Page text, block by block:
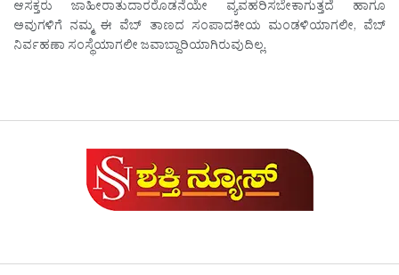
ಆಸಕ್ತರು ಜಾಹೀರಾತುದಾರರೊಡನೆಯೇ ವ್ಯವಹರಿಸಬೇಕಾಗುತ್ತದೆ ಹಾಗೂ
ಅವುಗಳಿಗೆ ನಮ್ಮ ಈ ವೆಬ್ ತಾಣದ ಸಂಪಾದಕೀಯ ಮಂಡಳಿಯಾಗಲೀ, ವೆಬ್
ನಿರ್ವಹಣಾ ಸಂಸ್ಥೆಯಾಗಲೀ ಜವಾಬ್ದಾರಿಯಾಗಿರುವುದಿಲ್ಲ.